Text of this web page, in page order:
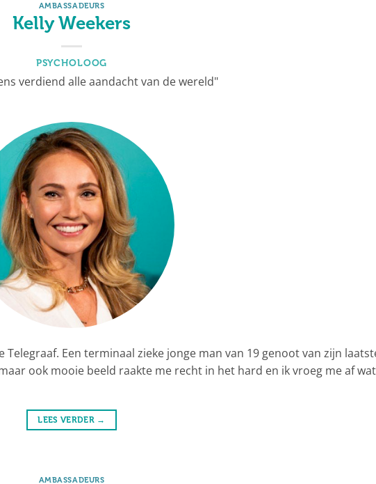
AMBASSADEURS
Kelly Weekers
PSYCHOLOOG
verdiend alle aandacht van de wereld"
Een terminaal zieke jonge man van 19 genoot van zijn
ook mooie beeld raakte me recht in het hard en ik vroeg me af
LEES VERDER →
AMBASSADEURS